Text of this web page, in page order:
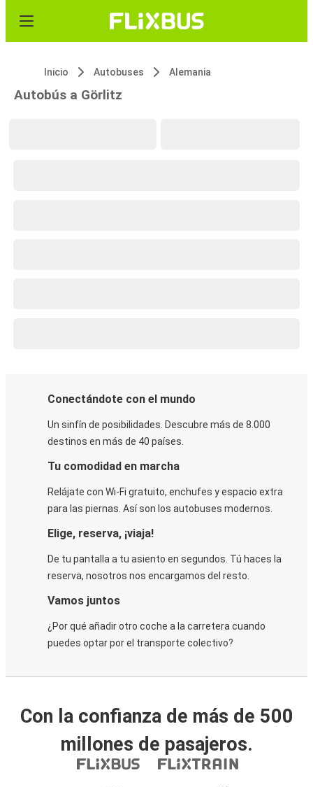
Inicio Autobuses Alemania
Autobús a Görlitz
Conectándote con el mundo
Un sinfín de posibilidades. Descubre más de 8.000
destinos en más de 40 países.
Tu comodidad en marcha
Relájate con Wi-Fi gratuito, enchufes y espacio extra
para las piernas. Así son los autobuses modernos.
Elige, reserva, ¡viaja!
De tu pantalla a tu asiento en segundos. Tú haces la
reserva, nosotros nos encargamos del resto.
Vamos juntos
¿Por qué añadir otro coche a la carretera cuando
puedes optar por el transporte colectivo?
Con la confianza de más de 500
millones de pasajeros.